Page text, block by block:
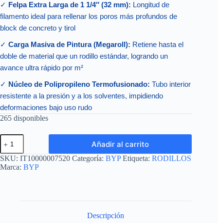
✓ Felpa Extra Larga de 1 1/4″ (32 mm): Longitud de
filamento ideal para rellenar los poros más profundos de
block de concreto y tirol
✓ Carga Masiva de Pintura (Megaroll): Retiene hasta el
doble de material que un rodillo estándar, logrando un
avance ultra rápido por m²
✓ Núcleo de Polipropileno Termofusionado: Tubo interior
resistente a la presión y a los solventes, impidiendo
deformaciones bajo uso rudo
265 disponibles
RODILLO
MEGAROLL
1
1/4"
cantidad
Añadir al carrito
SKU: IT10000007520 Categoría: BYP Etiqueta: RODILLOS
Marca: BYP
Descripción